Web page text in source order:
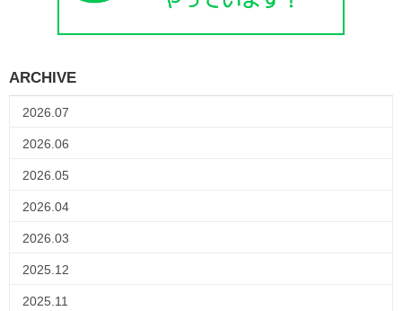
ARCHIVE
2026.07
2026.06
2026.05
2026.04
2026.03
2025.12
2025.11